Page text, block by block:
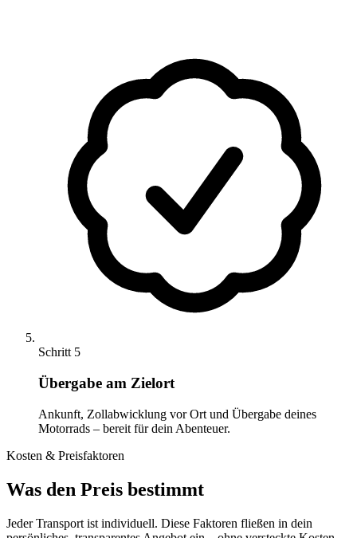
Schritt 5
Übergabe am Zielort
Ankunft, Zollabwicklung vor Ort und Übergabe deines
Motorrads – bereit für dein Abenteuer.
Kosten & Preisfaktoren
Was den Preis bestimmt
Jeder Transport ist individuell. Diese Faktoren fließen in dein